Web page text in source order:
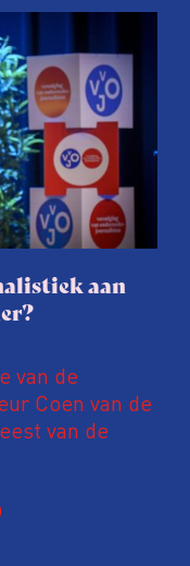
met
Dat kost
zij stress en
of
niet door.
aan
van de
Coen van de
van de
tussen
aan de